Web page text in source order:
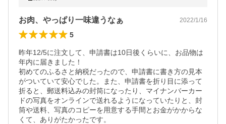
お肉、やっぱり一味違うなぁ 2022/1/16
5
昨年12/5に注文して、申請書は10日後くらいに、お品物は
年内に届きました！
初めてのふるさと納税だったので、申請書に書き方の見本
がついていて安心でした。また、申請書を折り目に添って
折ると、郵送料込みの封筒になったり、マイナンバーカー
ドの写真をオンラインで送れるようになっていたりと、封
筒や送料、写真のコピーを用意する手間とお金がかからな
くて、ありがたかったです。